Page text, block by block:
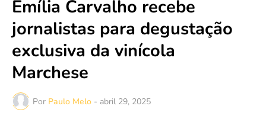
Emília Carvalho recebe
jornalistas para degustação
exclusiva da vinícola
Marchese
Por Paulo Melo - abril 29, 2025